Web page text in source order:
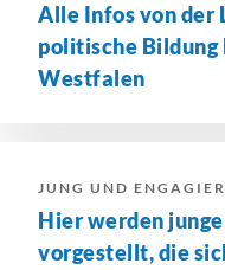
Alle Infos von der
politische Bildung
Westfalen
JUNG UND
Hier werden
vorgestellt, die